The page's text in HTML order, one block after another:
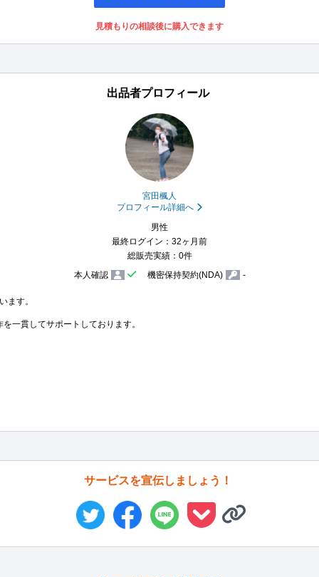
見積もりの相談後に購入できます
出品者プロフィール
宮田楓人
プロフィール詳細へ
男性
最終ログイン：32ヶ月前
総販売実績：0件
本人確認
機密保持契約(NDA) -
ます。
一貫してサポートしております。
サービスを宣伝しましょう！